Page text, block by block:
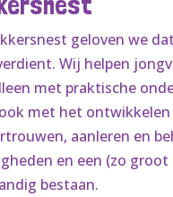
geloven we
Wij helpen
met praktische
met het ontwikkelen
aanleren en
en een (zo
bestaan.